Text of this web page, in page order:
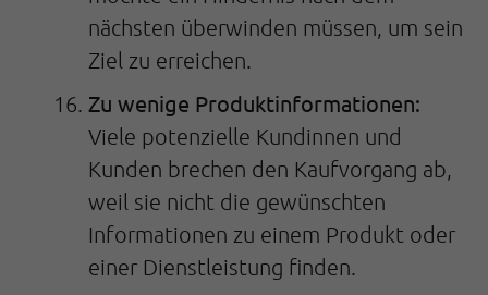
nächsten überwinden müssen, um sein
Ziel zu erreichen.
Zu wenige Produktinformationen:
Viele potenzielle Kundinnen und
Kunden brechen den Kaufvorgang ab,
weil sie nicht die gewünschten
Informationen zu einem Produkt oder
einer Dienstleistung finden.